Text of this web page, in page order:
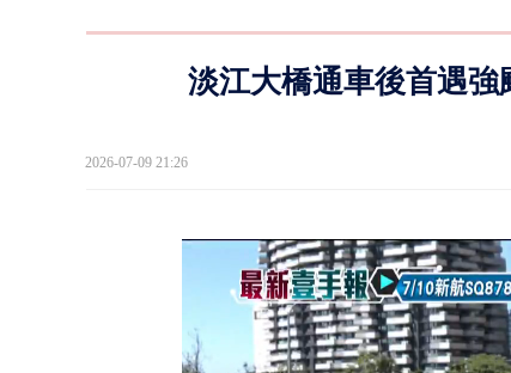
救生員
狠詐慈
淡江大橋通車後首遇強
2026-07-09 21:26